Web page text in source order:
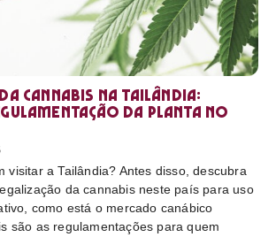
cannabis na Tailândia:
da planta no
visitar a Tailândia? Antes disso, descubra
da cannabis neste país para uso
como está o mercado canábico
são as regulamentações para quem